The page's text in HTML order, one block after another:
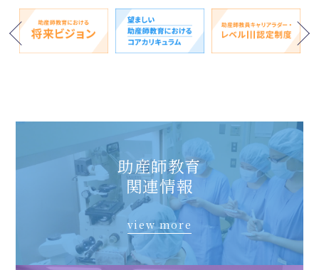
Next
助産師教育
関連情報
view more